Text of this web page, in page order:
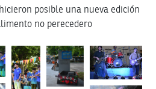
posible una nueva edición
no perecedero